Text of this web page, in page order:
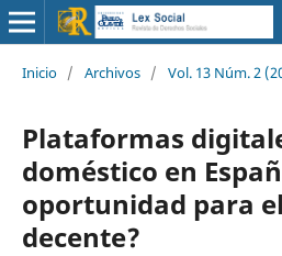
Inicio / Archivos / Vol. 13 Núm. 2
Plataformas
doméstico en
oportunidad para
decente?